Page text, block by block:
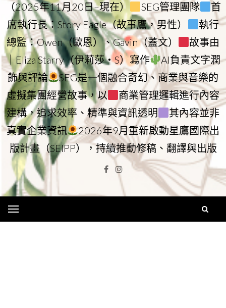
（2025年11月20日–現在）
SEG管理團隊
首
席執行長：Story Eagle（故事鷹，男性）
執行
總監：Owen（歐恩）、Gavin（蓋文）
故事由
｜Eliza Starry（伊莉莎・S）寫作
AI負責文字潤
飾與評論
SEG是一個融合奇幻、商業與音樂的
虛擬集團經營故事，以
商業管理邏輯進行內容
建構，追求效率、精準與資訊透明
其內容並非
真實企業資訊
2026年9月重新啟動星鷹國際出
版計畫（SEIPP），持續推動修稿、翻譯與出版
Facebook
Instagram